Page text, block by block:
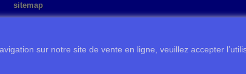
sitemap
sur notre site de vente en ligne, veuillez accepter